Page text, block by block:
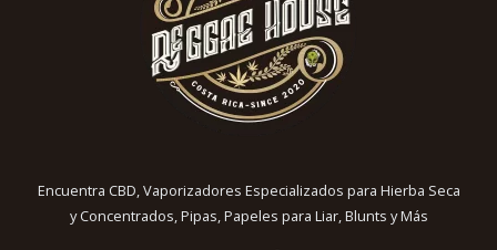
Encuentra CBD, Vaporizadores Especializados para Hierba Seca
y Concentrados, Pipas, Papeles para Liar, Blunts y Más